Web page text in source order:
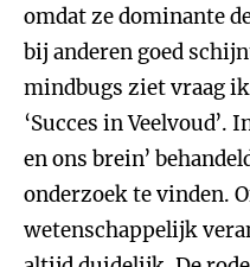
omdat ze dominante
bij anderen goed
mindbugs ziet vraag
‘Succes in Veelvoud’.
en ons brein’
onderzoek te vinden.
wetenschappelijk